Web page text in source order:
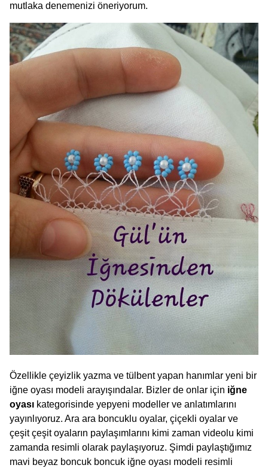
mutlaka denemenizi öneriyorum.
Özellikle çeyizlik yazma ve tülbent yapan hanımlar yeni bir
iğne oyası modeli arayışındalar. Bizler de onlar için iğne
oyası kategorisinde yepyeni modeller ve anlatımlarını
yayınlıyoruz. Ara ara boncuklu oyalar, çiçekli oyalar ve
çeşit çeşit oyaların paylaşımlarını kimi zaman videolu kimi
zamanda resimli olarak paylaşıyoruz. Şimdi paylaştığımız
mavi beyaz boncuk boncuk iğne oyası modeli resimli